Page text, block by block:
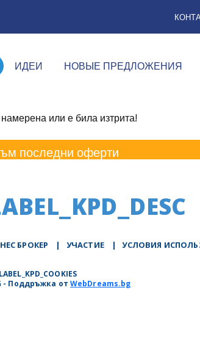
ИДЕИ НОВЫЕ ПРЕДЛОЖЕНИЯ
или е била изтрита!
последни оферти
БРОКЕР | УЧАСТИЕ | УСЛОВИЯ
LABEL_KPD_COOKIES
- Поддръжка отWebDreams.bg